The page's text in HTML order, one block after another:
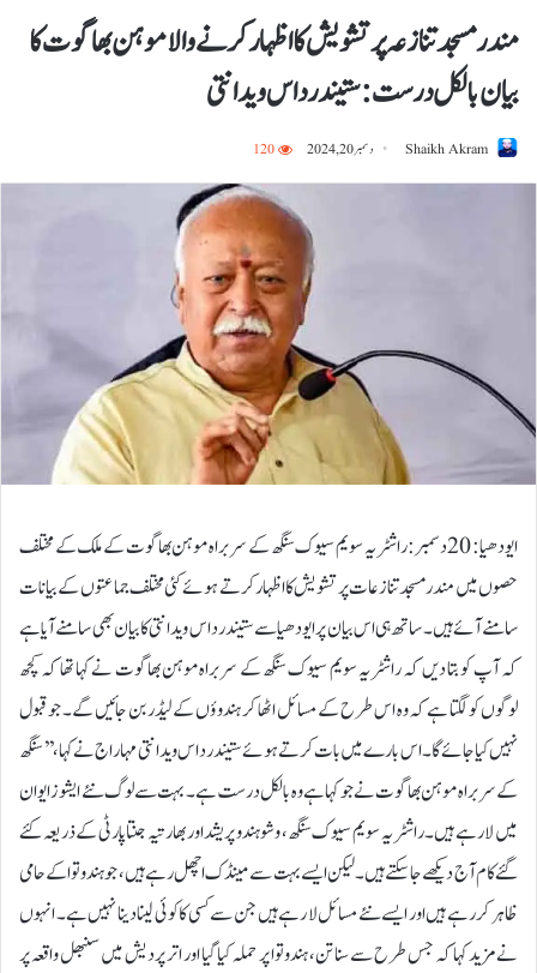
مندر مسجد تنازعہ پر تشویش کا اظہار کرنے والا موہن بھاگوت کا
بیان بالکل درست: ستیندر داس ویدانتی
Shaikh Akram دسمبر 20, 2024 120
ایودھیا: 20 دسمبر:راشٹریہ سویم سیوک سنگھ کے سربراہ موہن بھاگوت کے ملک کے مختلف
حصوں میں مندر مسجد تنازعات پر تشویش کا اظہار کرتے ہوئے کئی مختلف جماعتوں کے بیانات
سامنے آئے ہیں۔ ساتھ ہی اس بیان پر ایودھیا سے ستیندر داس ویدانتی کا بیان بھی سامنے آیا ہے
کہ آپ کو بتا دیں کہ راشٹریہ سویم سیوک سنگھ کے سربراہ موہن بھاگوت نے کہا تھا کہ کچھ
لوگوں کو لگتا ہے کہ وہ اس طرح کے مسائل اٹھا کر ہندوؤں کے لیڈر بن جائیں گے۔ جو قبول
نہیں کیا جائے گا۔ اس بارے میں بات کرتے ہوئے ستیندر داس ویدانتی مہاراج نے کہا، ’’سنگھ
کے سربراہ موہن بھاگوت نے جو کہا ہے وہ بالکل درست ہے۔ بہت سے لوگ نئے ایشوز ایوان
میں لا رہے ہیں۔ راشٹریہ سویم سیوک سنگھ، وشو ہندو پریشد اور بھارتیہ جنتا پارٹی کے ذریعہ کئے
گئے کام آج دیکھے جا سکتے ہیں۔ لیکن ایسے بہت سے مینڈک اچھل رہے ہیں، جو ہندوتوا کے حامی
ظاہر کر رہے ہیں اور ایسے نئے مسائل لا رہے ہیں جن سے کسی کا کوئی لینا دینا نہیں ہے۔ انہوں
نے مزید کہا کہ جس طرح سے سناتن، ہندوتوا پر حملہ کیا گیا اور اتر پردیش میں سنبھل واقعہ پر